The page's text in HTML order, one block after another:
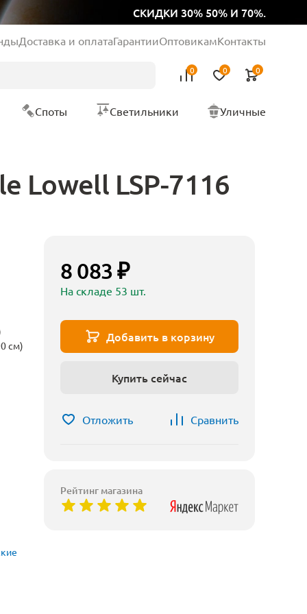
СКИДКИ 30% 50% И 70%.
Доставка и оплатаГарантииОптовикамКонтакты
0 0 0
Споты Светильники Уличные
Lowell LSP-7116
см)
8 083 ₽
На складе 53 шт.
Добавить в корзину
Купить сейчас
Отложить Сравнить
Рейтинг магазина